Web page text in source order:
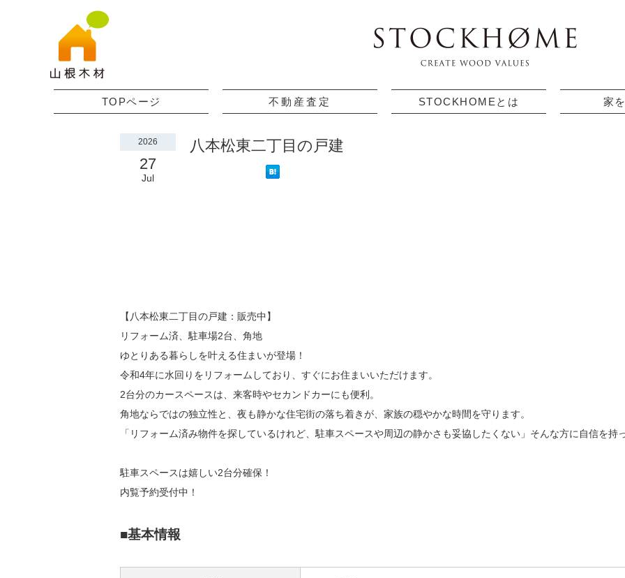
TOPページ 不動産査定 STOCKHOMEとは 家
2026
27
Jul
八本松東二丁目の戸建
【八本松東二丁目の戸建：販売中】
リフォーム済、駐車場2台、角地
ゆとりある暮らしを叶える住まいが登場！
令和4年に水回りをリフォームしており、すぐにお住まいいただけます。
2台分のカースペースは、来客時やセカンドカーにも便利。
角地ならではの独立性と、夜も静かな住宅街の落ち着きが、家族の穏やかな時間を守ります。
「リフォーム済み物件を探しているけれど、駐車スペースや周辺の静かさも妥協したくない」そんな方に自信を持
駐車スペースは嬉しい2台分確保！
内覧予約受付中！
■基本情報